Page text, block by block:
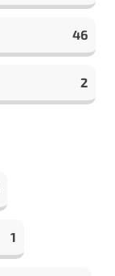
46
2
1